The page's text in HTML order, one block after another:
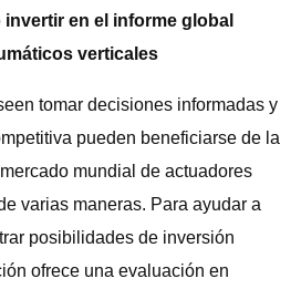
en el informe global
verticales
tomar decisiones informadas y
pueden beneficiarse de la
mundial de actuadores
varias maneras. Para ayudar a
posibilidades de inversión
ofrece una evaluación en